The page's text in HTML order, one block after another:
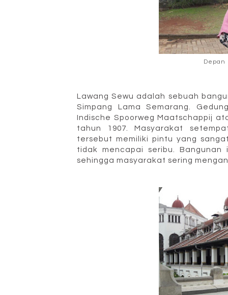
Depan
Lawang Sewu adalah sebuah
Simpang Lama Semarang.
Indische Spoorweg Maatschappij
tahun 1907
Masyarakat
tersebut memiliki pintu yang
tidak mencapai seribu. Bangunan
sehingga masyarakat sering